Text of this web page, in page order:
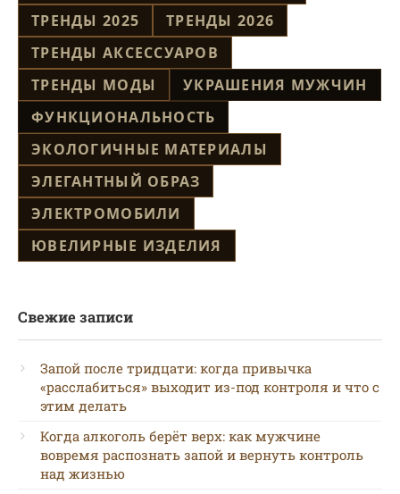
ТРЕНДЫ 2025
ТРЕНДЫ 2026
ТРЕНДЫ АКСЕССУАРОВ
ТРЕНДЫ МОДЫ
УКРАШЕНИЯ МУЖЧИН
ФУНКЦИОНАЛЬНОСТЬ
ЭКОЛОГИЧНЫЕ МАТЕРИАЛЫ
ЭЛЕГАНТНЫЙ ОБРАЗ
ЭЛЕКТРОМОБИЛИ
ЮВЕЛИРНЫЕ ИЗДЕЛИЯ
Свежие записи
Запой после тридцати: когда привычка
«расслабиться» выходит из-под контроля и что с
этим делать
Когда алкоголь берёт верх: как мужчине
вовремя распознать запой и вернуть контроль
над жизнью